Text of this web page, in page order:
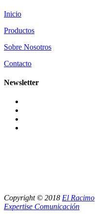
Inicio
Productos
Sobre Nosotros
Contacto
Newsletter
Copyright © 2018 El Racimo
Expertise Comunicación